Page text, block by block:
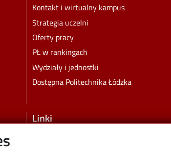
Kontakt i wirtualny kampus
Strategia uczelni
Oferty pracy
PŁ w rankingach
Wydziały i jednostki
Dostępna Politechnika Łódzka
Linki